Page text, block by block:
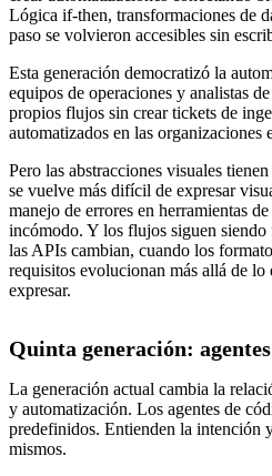
Lógica if-then, transformaciones de
paso se volvieron accesibles sin
Esta generación democratizó la
equipos de operaciones y analistas
propios flujos sin crear tickets de
automatizados en las organizaciones
Pero las abstracciones visuales
se vuelve más difícil de expresar
manejo de errores en herramientas
incómodo. Y los flujos siguen
las APIs cambian, cuando los
requisitos evolucionan más allá de lo
expresar.
Quinta generación:
La generación actual cambia la
y automatización. Los agentes de
predefinidos. Entienden la intención
mismos.